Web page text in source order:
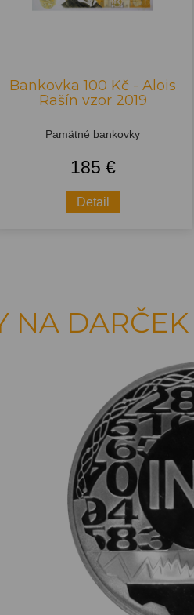
Bankovka 100 Kč - Alois
Rašín vzor 2019
Pamätné bankovky
185 €
Detail
NA DARČEK